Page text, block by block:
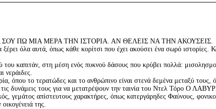
ΠΩ ΜΙΑ ΜΕΡΑ ΤΗΝ ΙΣΤΟΡΙΑ. ΑΝ ΘΕΛΕΙΣ ΝΑ ΤΗΝ ΑΚΟΥΣΕΙΣ.
όλα αυτά, όπως κάθε κορίτσι που έχει ακούσει ένα σωρό ιστορίες.
καπιτάν, στη μέση ενός πυκνού δάσους που κρύβει πολλά:
νεράιδες.
όπου το τερατώδες και το ανθρώπινο είναι στενά δεμένα μεταξύ
δυνάμεις τους για να μετατρέψουν την ταινία του Ντελ Τόρο Ο
γεμάτος απίστευτους χαρακτήρες, όπως κατεργάρηδες Φαύνους,
της.